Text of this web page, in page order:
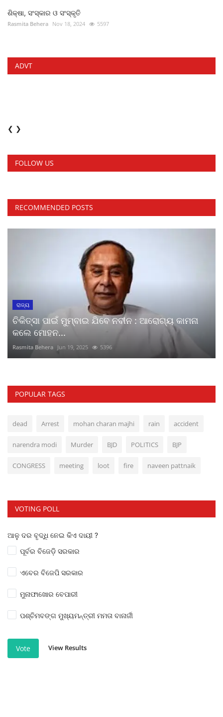
ଶିକ୍ଷା, ସଂସ୍କାର ଓ ସଂସ୍କୃତି
Rasmita Behera Nov 18, 2024 5597
ADVT
❮ ❯
FOLLOW US
RECOMMENDED POSTS
ରାଜ୍ୟ
ଚିକିତ୍ସା ପାଇଁ ମୁମ୍ବାଇ ଯିବେ ନବୀନ : ଆରୋଗ୍ୟ କାମନା
କଲେ ମୋହନ...
Rasmita Behera Jun 19, 2025 5396
POPULAR TAGS
dead Arrest mohan charan majhi rain accident
narendra modi Murder BJD POLITICS BJP
CONGRESS meeting loot fire naveen pattnaik
VOTING POLL
ଆଳୁ ଦର ବୃଦ୍ଧି ନେଇ କିଏ ଦାୟୀ ?
ପୂର୍ବର ବିଜେଡ଼ି ସରକାର
ଏବେର ବିଜେପି ସରକାର
ମୁନାଫାଖୋର ବେପାରୀ
ପଶ୍ଚିମବଙ୍ଗ ମୁଖ୍ୟମନ୍ତ୍ରୀ ମମତା ବାନାର୍ଜୀ
Vote View Results